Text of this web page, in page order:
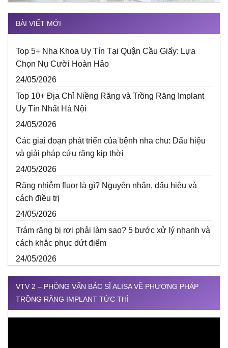
BÀI VIẾT MỚI
Top 5+ Nha Khoa Uy Tín Tại Quận Cầu Giấy: Lựa
Chọn Nụ Cười Hoàn Hảo
24/05/2026
Top 10+ Địa Chỉ Niềng Răng và Trồng Răng Implant
Uy Tín Nhất Hà Nội
24/05/2026
Các giai đoạn phát triển của bệnh nha chu: Dấu hiệu
và giải pháp cứu răng kịp thời
24/05/2026
Răng nhiễm fluor là gì? Nguyên nhân, dấu hiệu và
cách điều trị
24/05/2026
Trám răng bị rơi phải làm sao? 5 bước xử lý nhanh và
cách khắc phục dứt điểm
24/05/2026
VTV 2 – PHỎNG VẤN BÁC SĨ ALISA VỀ PHƯƠNG PHÁP
TRỒNG RĂNG IMPLANT TỨC THÌ